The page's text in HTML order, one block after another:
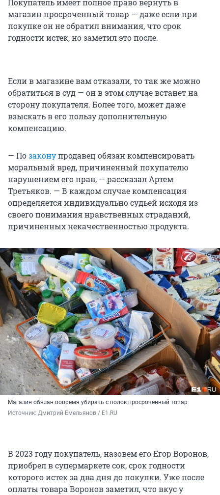
Покупатель имеет полное право вернуть в
магазин просроченный товар — даже если при
покупке он не обратил внимания, что срок
годности истек, но заметил это после.
Если в магазине вам отказали, то так же можно
обратиться в суд — он в этом случае встанет на
сторону покупателя. Более того, может даже
взыскать в его пользу дополнительную
компенсацию.
— Позаконупродавец обязан компенсировать
моральный вред, причиненный покупателю
нарушением его прав, — рассказал Артем
Третьяков. — В каждом случае компенсация
определяется индивидуально судьей исходя из
своего понимания нравственных страданий,
причиненных некачественностью продукта.
Магазин обязан вовремя убирать с полок просроченный товар
Источник: Дмитрий Емельянов / E1.RU
В 2023 году покупатель, назовем его Егор Воронов,
приобрел в супермаркете сок, срок годности
которого истек за два дня до покупки. Уже после
оплаты товара Воронов заметил, что вкус у